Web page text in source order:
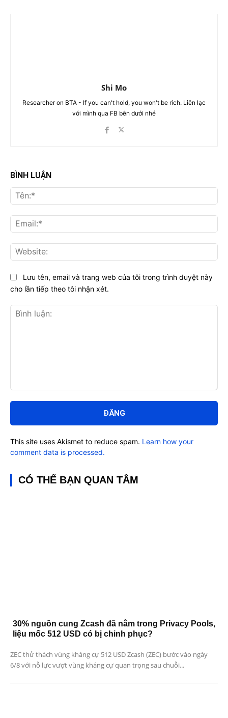
Shi Mo
Researcher on BTA - If you can't hold, you won't be rich. Liên lạc
với mình qua FB bên dưới nhé
BÌNH LUẬN
luận:
Lưu tên, email và trang web của tôi trong trình duyệt này
cho lần tiếp theo tôi nhận xét.
This site uses Akismet to reduce spam. Learn how your
comment data is processed.
CÓ THỂ BẠN QUAN TÂM
30% nguồn cung Zcash đã nằm trong Privacy Pools,
liệu mốc 512 USD có bị chinh phục?
ZEC thử thách vùng kháng cự 512 USD Zcash (ZEC) bước vào ngày
6/8 với nỗ lực vượt vùng kháng cự quan trọng sau chuỗi...